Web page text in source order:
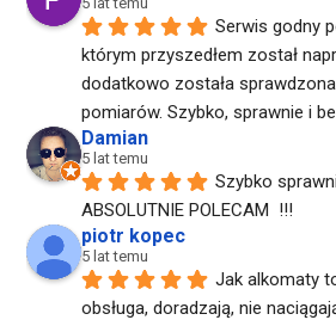
Serwis godny
którym przyszedłem został
dodatkowo została
pomiarów. Szybko, sprawnie i
Damian
5 lat temu
Szybko
ABSOLUTNIE POLECAM  !!!
piotr kopec
5 lat temu
Jak alkomaty
obsługa, doradzają, nie